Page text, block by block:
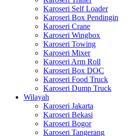
Karoseri Self Loader
Karoseri Box Pendingin
Karoseri Crane
Karoseri Wingbox
Karoseri Towing
Karoseri Mixer
Karoseri Arm Roll
Karoseri Box DOC
Karoseri Food Truck
Karoseri Dump Truck
Wilayah
Karoseri Jakarta
Karoseri Bekasi
Karoseri Bogor
Karoseri Tangerang